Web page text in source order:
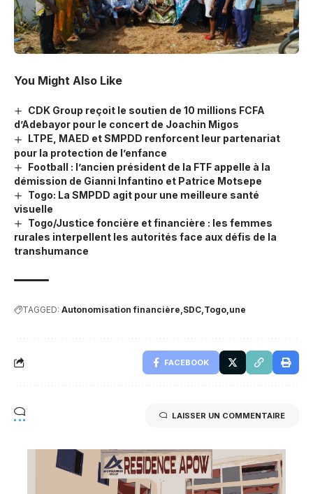
You Might Also Like
CDK Group reçoit le soutien de 10 millions FCFA
d’Adebayor pour le concert de Joachin Migos
LTPE, MAED et SMPDD renforcent leur partenariat
pour la protection de l’enfance
Football : l’ancien président de la FTF appelle à la
démission de Gianni Infantino et Patrice Motsepe
Togo: La SMPDD agit pour une meilleure santé
visuelle
Togo/Justice foncière et financière : les femmes
rurales interpellent les autorités face aux défis de la
transhumance
TAGGED: Autonomisation financière SDC Togo une
FACEBOOK
LAISSER UN COMMENTAIRE